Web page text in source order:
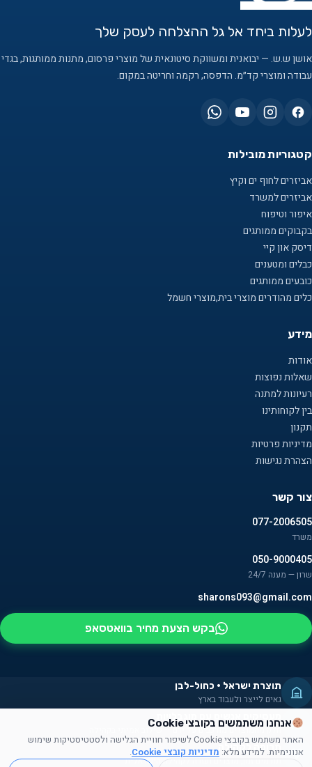
לעלות ביחד אל גל ההצלחה לעסק שלך
אושן ש.ש. — יבואנית ומשווקת סיטונאית של מוצרי פרסום, מתנות ממותגות, בגדי
עבודה ומוצרי קד״מ. הדפסה, רקמה וחריטה במקום.
קטגוריות מובילות
אביזרים לחוף ים וקיץ
אביזרים למשרד
איפור וטיפוח
בקבוקים ממותגים
דיסק און קיי
כבלים ומטענים
כובעים ממותגים
כלים מהודרים מוצרי בית,מוצרי חשמל
מידע
אודות
שאלות נפוצות
רעיונות למתנה
בין לקוחותינו
תקנון
מדיניות פרטיות
הצהרת נגישות
צור קשר
077-2006505
משרד
050-9000405
שרון — מענה 24/7
sharons093@gmail.com
בקש הצעת מחיר בוואטסאפ
תוצרת ישראל · כחול-לבן
גאים לייצר ולעבוד בארץ
מעסיקים אנשים עם מוגבלויות
חלק מהמוצרים מורכבים על ידם — שילוב אמיתי בקהילה
תרומה לקהילה
תורמים זמן, מוצרים ועזרה לקהילה הישראלית
אנחנו משתמשים בקובצי Cookie
האתר משתמש בקובצי Cookie לשיפור חוויית הגלישה ולסטטיסטיקות שימוש
אנונימיות. למידע מלא: מדיניות קובצי Cookie
.